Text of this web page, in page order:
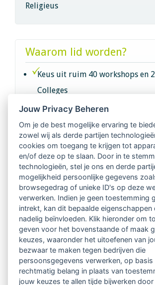
Religieus
Waarom lid worden?
Keus uit ruim 40 workshops en 2
Colleges
Intervisie met geregistreerde
Netwerk van 2100 professionals
regio's
Vindbaar voor opdrachtgevers
Tijdschrift voor
Begeleidingskunde & kennisbank
Beroepsregistratie (LVSC
Lid worden van LVSC
Jouw Privacy Beheren
Om je de best mogelijke ervaring te
zowel wij als derde partijen
cookies om toegang te krijgen tot
en/of deze op te slaan. Door in te
technologieën, stel je ons en derde
mogelijkheid persoonlijke gegevens
browsegedrag of unieke ID's op deze
verwerken. Indien je geen toestemming
intrekt, kan dit bepaalde eigenschappen
nadelig beïnvloeden. Klik hieronder om
geven voor het bovenstaande of maak
keuzes, waaronder het uitoefenen van
bezwaar te maken tegen bedrijven die
persoonsgegevens verwerken, op basis
rechtmatig belang in plaats van
jouw keuzes te allen tijde bijwerken